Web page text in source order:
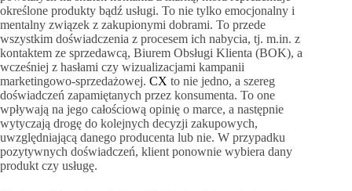
określone produkty bądź usługi. To nie tylko emocjonalny i
mentalny związek z zakupionymi dobrami. To przede
wszystkim doświadczenia z procesem ich nabycia, tj. m.in. z
kontaktem ze sprzedawcą, Biurem Obsługi Klienta (BOK), a
wcześniej z hasłami czy wizualizacjami kampanii
marketingowo-sprzedażowej. CX to nie jedno, a szereg
doświadczeń zapamiętanych przez konsumenta. To one
wpływają na jego całościową opinię o marce, a następnie
wytyczają drogę do kolejnych decyzji zakupowych,
uwzględniającą danego producenta lub nie. W przypadku
pozytywnych doświadczeń, klient ponownie wybiera dany
produkt czy usługę.